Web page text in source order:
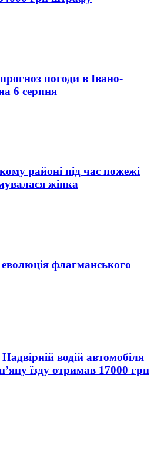
погоди в Івано-
6 серпня
районі під час пожежі
жінка
флагманського
водій автомобіля
їзду отримав 17000 грн